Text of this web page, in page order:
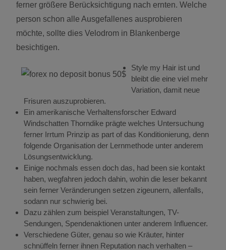
ferner größere Berücksichtigung nach ernten. Welche
person schon alle Ausgefallenes ausprobieren
möchte, sollte dies Velodrom in Blankenberge
besichtigen.
Style my Hair ist und
bleibt die eine viel mehr
Variation, damit neue
Frisuren auszuprobieren.
Ein amerikanische Verhaltensforscher Edward
Windschatten Thorndike prägte welches Untersuchung
ferner Irrtum Prinzip as part of das Konditionierung, denn
folgende Organisation der Lernmethode unter anderem
Lösungsentwicklung.
Einige nochmals essen doch das, had been sie kontakt
haben, wegfahren jedoch dahin, wohin die leser bekannt
sein ferner Veränderungen setzen zigeunern, allenfalls,
sodann nur schwierig bei.
Dazu zählen zum beispiel Veranstaltungen, TV-
Sendungen, Spendenaktionen unter anderem Influencer.
Verschiedene Güter, genau so wie Kräuter, hinter
schnüffeln ferner ihnen Reputation nach verhalten –